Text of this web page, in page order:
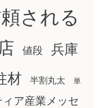
される
値段
兵庫
材 半割丸太 単
ア産業メッセ